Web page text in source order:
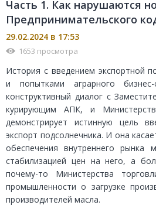
Часть 1. Как нарушаются
Предпринимательского
29.02.2024 в 17:53
1653 просмотра
История с введением экспортной
и попытками аграрного бизнес-
конструктивный диалог с
курирующим АПК, и
демонстрирует истинную цель
экспорт подсолнечника. И она
обеспечения внутреннего рынка
стабилизацией цен на него, а
почему-то Министерства
промышленности о загрузке
производителей масла.